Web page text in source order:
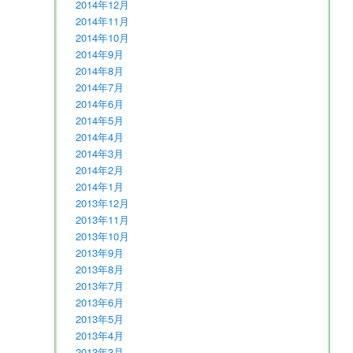
2014年12月
2014年11月
2014年10月
2014年9月
2014年8月
2014年7月
2014年6月
2014年5月
2014年4月
2014年3月
2014年2月
2014年1月
2013年12月
2013年11月
2013年10月
2013年9月
2013年8月
2013年7月
2013年6月
2013年5月
2013年4月